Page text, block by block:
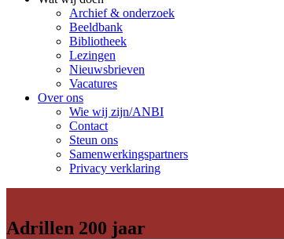
Archief & onderzoek
Beeldbank
Bibliotheek
Lezingen
Nieuwsbrieven
Vacatures
Over ons
Wie wij zijn/ANBI
Contact
Steun ons
Samenwerkingspartners
Privacy verklaring
Adrillen 200 jaar